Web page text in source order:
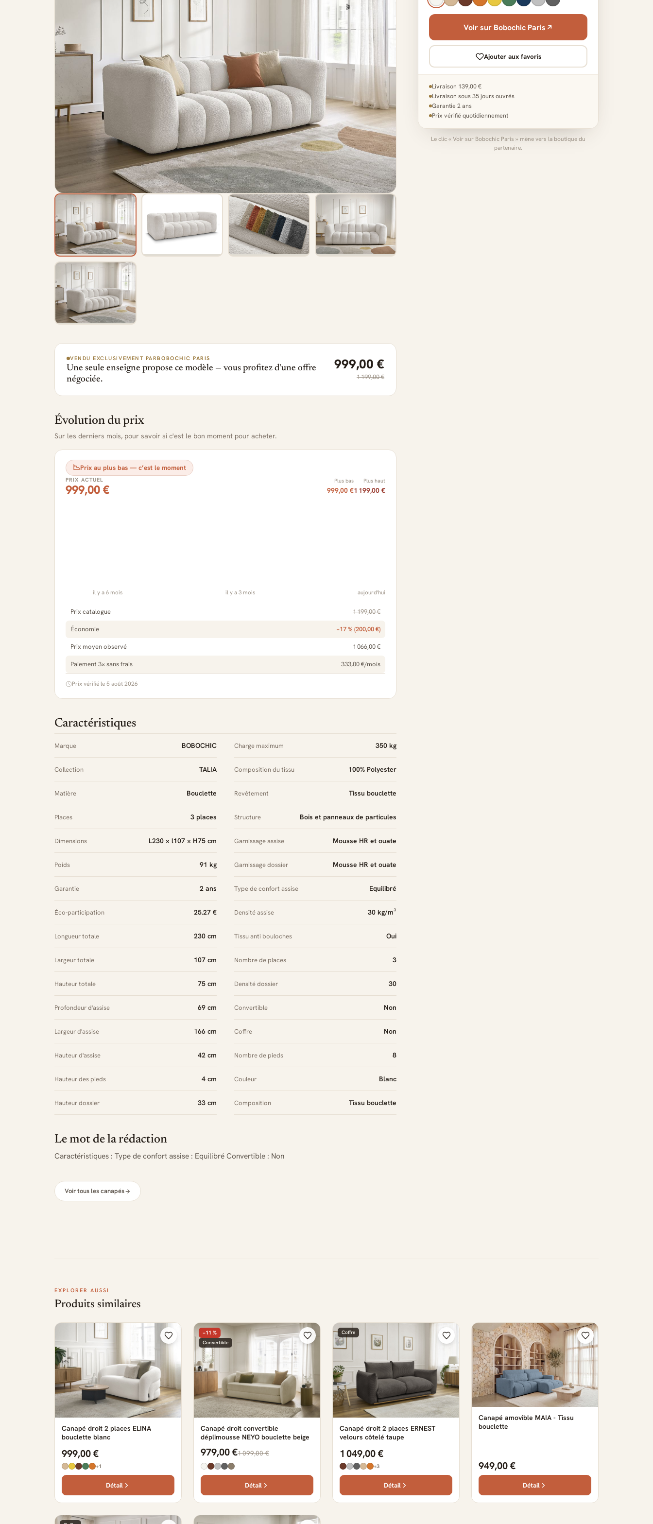
VENDU EXCLUSIVEMENT PARBOBOCHIC PARIS
Une seule enseigne propose ce modèle — vous profitez d'une offre
négociée.
999,00 €
1 199,00 €
Évolution du prix
Sur les derniers mois, pour savoir si c'est le bon moment pour acheter.
📉Prix au plus bas — c’est le moment
PRIX ACTUEL
999,00 €
Plus bas
999,00 €
Plus haut
1 199,00 €
il y a 6 mois il y a 3 mois aujourd'hui
Prix catalogue 1 199,00 €
Économie −17 % (200,00 €)
Prix moyen observé 1 066,00 €
Paiement 3× sans frais 333,00 €/mois
Prix vérifié le 5 août 2026
Caractéristiques
Marque BOBOCHIC
Collection TALIA
Matière Bouclette
Places 3 places
Dimensions L230 × l107 × H75 cm
Poids 91 kg
Garantie 2 ans
Éco-participation 25.27 €
Longueur totale 230 cm
Largeur totale 107 cm
Hauteur totale 75 cm
Profondeur d'assise 69 cm
Largeur d'assise 166 cm
Hauteur d'assise 42 cm
Hauteur des pieds 4 cm
Hauteur dossier 33 cm
Charge maximum 350 kg
Composition du tissu 100% Polyester
Revêtement Tissu bouclette
Structure Bois et panneaux de particules
Garnissage assise Mousse HR et ouate
Garnissage dossier Mousse HR et ouate
Type de confort assise Equilibré
Densité assise 30 kg/m³
Tissu anti bouloches Oui
Nombre de places 3
Densité dossier 30
Convertible Non
Coffre Non
Nombre de pieds 8
Couleur Blanc
Composition Tissu bouclette
Le mot de la rédaction
Caractéristiques : Type de confort assise : Equilibré Convertible : Non
Voir tous les canapés
Voir sur Bobochic Paris
Ajouter aux favoris
Livraison 139,00 €
Livraison sous 35 jours ouvrés
Garantie 2 ans
Prix vérifié quotidiennement
Le clic « Voir sur Bobochic Paris » mène vers la boutique du
partenaire.
EXPLORER AUSSI
Produits similaires
Canapé droit 2 places ELINA
bouclette blanc
999,00 €
+1
Détail
−11 %
Convertible
Canapé droit convertible
déplimousse NEYO bouclette beige
979,00 €1 099,00 €
Détail
Coffre
Canapé droit 2 places ERNEST
velours côtelé taupe
1 049,00 €
+3
Détail
Canapé amovible MAIA - Tissu
bouclette
949,00 €
Détail